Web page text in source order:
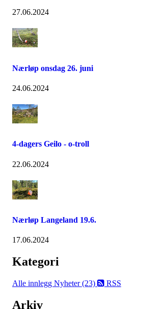
27.06.2024
Nærløp onsdag 26. juni
24.06.2024
4-dagers Geilo - o-troll
22.06.2024
Nærløp Langeland 19.6.
17.06.2024
Kategori
Alle innlegg Nyheter (23) RSS
Arkiv